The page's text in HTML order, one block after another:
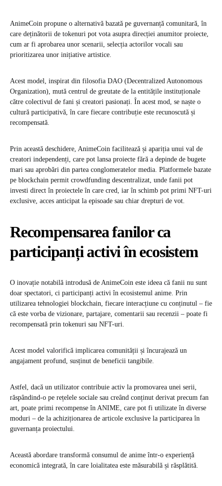
AnimeCoin propune o alternativă bazată pe guvernanță comunitară, în
care deținătorii de tokenuri pot vota asupra direcției anumitor proiecte,
cum ar fi aprobarea unor scenarii, selecția actorilor vocali sau
prioritizarea unor inițiative artistice.
Acest model, inspirat din filosofia DAO (Decentralized Autonomous
Organization), mută centrul de greutate de la entitățile instituționale
către colectivul de fani și creatori pasionați. În acest mod, se naște o
cultură participativă, în care fiecare contribuție este recunoscută și
recompensată.
Prin această deschidere, AnimeCoin facilitează și apariția unui val de
creatori independenți, care pot lansa proiecte fără a depinde de bugete
mari sau aprobări din partea conglomeratelor media. Platformele bazate
pe blockchain permit crowdfunding descentralizat, unde fanii pot
investi direct în proiectele în care cred, iar în schimb pot primi NFT-uri
exclusive, acces anticipat la episoade sau chiar drepturi de vot.
Recompensarea fanilor ca
participanți activi în ecosistem
O inovație notabilă introdusă de AnimeCoin este ideea că fanii nu sunt
doar spectatori, ci participanți activi în ecosistemul anime. Prin
utilizarea tehnologiei blockchain, fiecare interacțiune cu conținutul – fie
că este vorba de vizionare, partajare, comentarii sau recenzii – poate fi
recompensată prin tokenuri sau NFT-uri.
Acest model valorifică implicarea comunității și încurajează un
angajament profund, susținut de beneficii tangibile.
Astfel, dacă un utilizator contribuie activ la promovarea unei serii,
răspândind-o pe rețelele sociale sau creând conținut derivat precum fan
art, poate primi recompense în ANIME, care pot fi utilizate în diverse
moduri – de la achiziționarea de articole exclusive la participarea în
guvernanța proiectului.
Această abordare transformă consumul de anime într-o experiență
economică integrată, în care loialitatea este măsurabilă și răsplătită.